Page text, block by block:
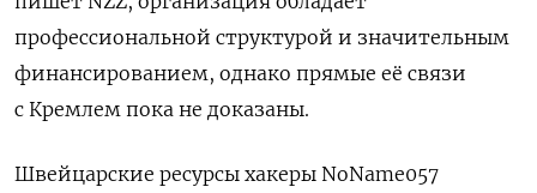
профессиональной структурой и значительным
финансированием, однако прямые её связи
с Кремлем пока не доказаны.
Швейцарские ресурсы хакеры NoName057